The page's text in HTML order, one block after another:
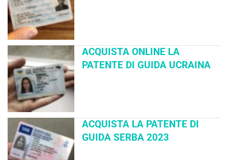
ACQUISTA ONLINE LA
PATENTE DI GUIDA UCRAINA
ACQUISTA LA PATENTE DI
GUIDA SERBA 2023